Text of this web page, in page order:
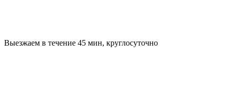
Выезжаем в течение 45 мин, круглосуточно